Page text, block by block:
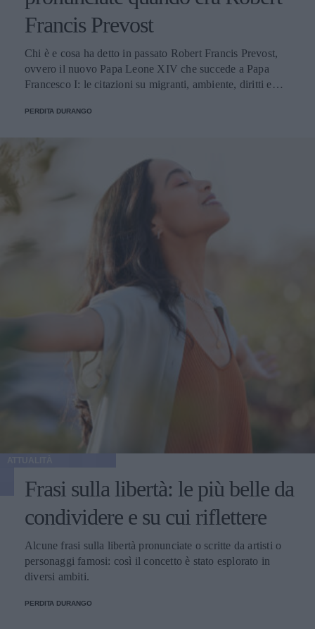
Francis Prevost
Chi è e cosa ha detto in passato Robert Francis Prevost,
ovvero il nuovo Papa Leone XIV che succede a Papa
Francesco I: le citazioni su migranti, ambiente, diritti e
PERDITA DURANGO
Frasi sulla libertà: le più belle da
condividere e su cui riflettere
Alcune frasi sulla libertà pronunciate o scritte da artisti o
personaggi famosi: così il concetto è stato esplorato in
diversi ambiti.
PERDITA DURANGO